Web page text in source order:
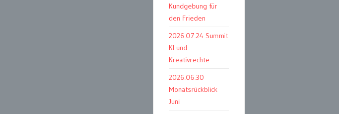
Kundgebung für
den Frieden
2026.07.24 Summit
KI und
Kreativrechte
2026.06.30
Monatsrückblick
Juni